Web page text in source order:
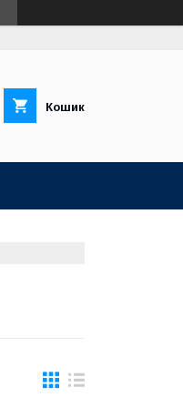
Кошик